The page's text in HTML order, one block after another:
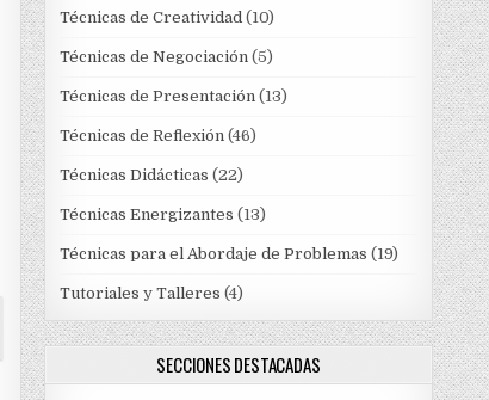
Técnicas de Creatividad(10)
Técnicas de Negociación(5)
Técnicas de Presentación(13)
Técnicas de Reflexión(46)
Técnicas Didácticas (22)
Técnicas Energizantes (13)
Técnicas para el Abordaje de Problemas (19)
Tutoriales y Talleres (4)
SECCIONES DESTACADAS